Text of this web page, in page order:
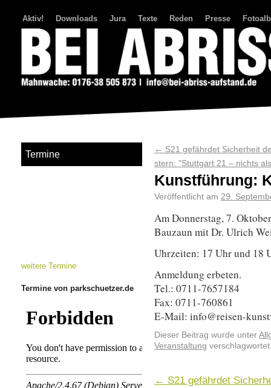
Aktiv! Downloads Jura Texte Reden Presse
← S21 gefährdet Sicherheit
stern: "Stuttgart 21 – nichts
Kunstführung:
Veröffentlicht am 29.
Am Donnerstag, 7.
Bauzaun mit Dr. Ulrich
Uhrzeiten: 17 Uhr und 18
Anmeldung erbeten.
Tel.: 0711-7657184
Fax: 0711-760861
E-Mail: info@reisen-
Dieser Beitrag wurde unter
Veranstaltung
← S21 gefährdet
Termine
weitere Termine
Termine von parkschuetzer.de